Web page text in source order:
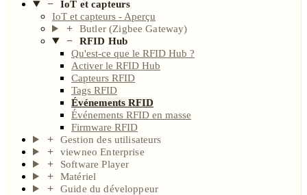
IoT et capteurs
IoT et capteurs - Aperçu
Butler (Zigbee Gateway)
RFID Hub
Qu'est-ce que le RFID Hub ?
Activer le RFID Hub
Capteurs RFID
Tags RFID
Événements RFID
Événements RFID en masse
Firmware RFID
Gestion des utilisateurs
viewneo Enterprise
Software Player
Matériel
Guide du développeur